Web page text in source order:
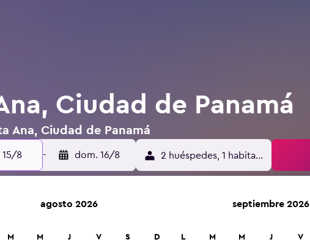
Ciudad de Panamá
Ana, Ciudad de Panamá
15/8 - dom. 16/8 2 huéspedes, 1 habitación
agosto 2026
M M J V S D
septiembre 2026
L M M J V